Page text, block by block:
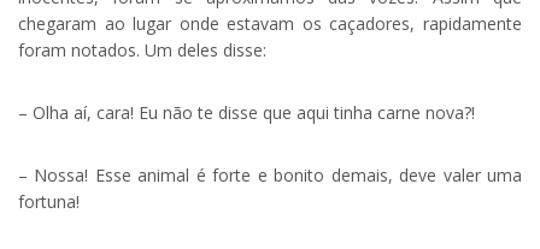
chegaram ao lugar onde estavam os caçadores, rapidamente
foram notados. Um deles disse:
– Olha aí, cara! Eu não te disse que aqui tinha carne nova?!
– Nossa! Esse animal é forte e bonito demais, deve valer uma
fortuna!